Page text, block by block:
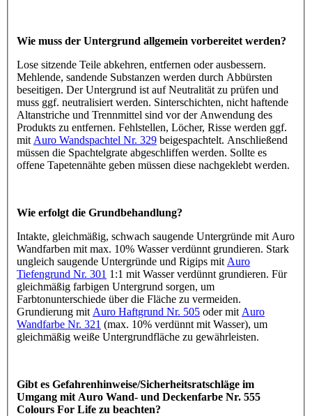
Wie muss der Untergrund allgemein vorbereitet werden?
Lose sitzende Teile abkehren, entfernen oder ausbessern.
Mehlende, sandende Substanzen werden durch Abbürsten
beseitigen. Der Untergrund ist auf Neutralität zu prüfen und
muss ggf. neutralisiert werden. Sinterschichten, nicht haftende
Altanstriche und Trennmittel sind vor der Anwendung des
Produkts zu entfernen. Fehlstellen, Löcher, Risse werden ggf.
mit Auro Wandspachtel Nr. 329 beigespachtelt. Anschließend
müssen die Spachtelgrate abgeschliffen werden. Sollte es
offene Tapetennähte geben müssen diese nachgeklebt werden.
Wie erfolgt die Grundbehandlung?
Intakte, gleichmäßig, schwach saugende Untergründe mit Auro
Wandfarben mit max. 10% Wasser verdünnt grundieren. Stark
ungleich saugende Untergründe und Rigips mit Auro
Tiefengrund Nr. 301 1:1 mit Wasser verdünnt grundieren. Für
gleichmäßig farbigen Untergrund sorgen, um
Farbtonunterschiede über die Fläche zu vermeiden.
Grundierung mit Auro Haftgrund Nr. 505 oder mit Auro
Wandfarbe Nr. 321 (max. 10% verdünnt mit Wasser), um
gleichmäßig weiße Untergrundfläche zu gewährleisten.
Gibt es Gefahrenhinweise/Sicherheitsratschläge im
Umgang mit Auro Wand- und Deckenfarbe Nr. 555
Colours For Life zu beachten?